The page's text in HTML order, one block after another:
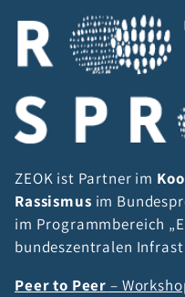
ZEOK ist Partner im
Rassismus im
im Programmbereich
bundeszentralen
Peer to Peer –